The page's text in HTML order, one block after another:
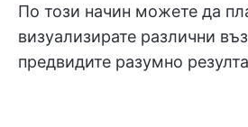
По този начин можете да
визуализирате различни
предвидите разумно